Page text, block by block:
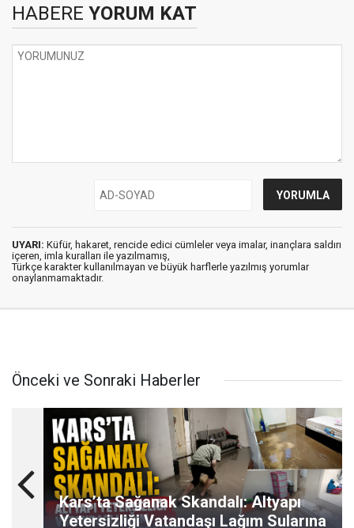
HABERE YORUM KAT
UYARI: Küfür, hakaret, rencide edici cümleler veya imalar, inançlara saldırı
içeren, imla kuralları ile yazılmamış,
Türkçe karakter kullanılmayan ve büyük harflerle yazılmış yorumlar
onaylanmamaktadır.
Önceki ve Sonraki Haberler
Kars’ta Sağanak Skandalı: Altyapı
Yetersizliği Vatandaşı Lağım Sularına